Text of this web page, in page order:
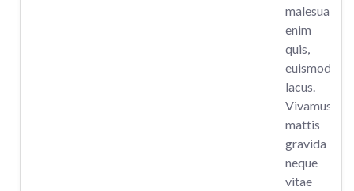
malesuada
enim
quis,
euismod
lacus.
Vivamus
mattis
gravida
neque
vitae